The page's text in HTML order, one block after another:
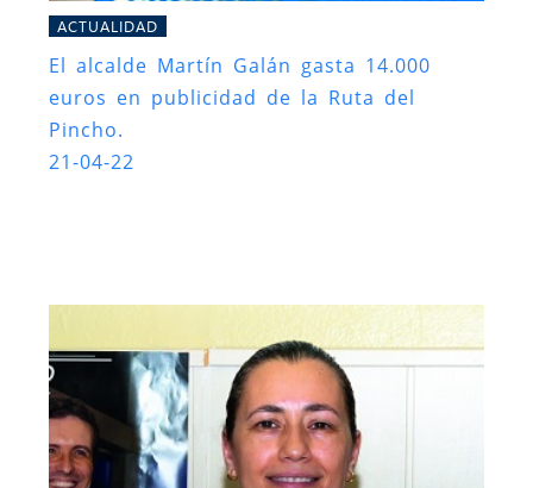
ACTUALIDAD
El alcalde Martín Galán gasta 14.000
euros en publicidad de la Ruta del
Pincho.
21-04-22